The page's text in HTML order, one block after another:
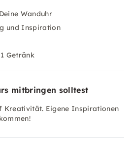
Wanduhr
und Inspiration
Getränk
mitbringen solltest
Kreativität. Eigene Inspirationen